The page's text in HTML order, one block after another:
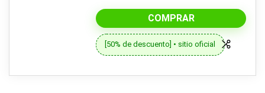
COMPRAR
[50% de descuento] • sitio oficial